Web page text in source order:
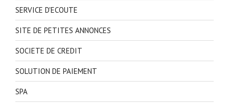
SERVICE D'ECOUTE
SITE DE PETITES ANNONCES
SOCIETE DE CREDIT
SOLUTION DE PAIEMENT
SPA